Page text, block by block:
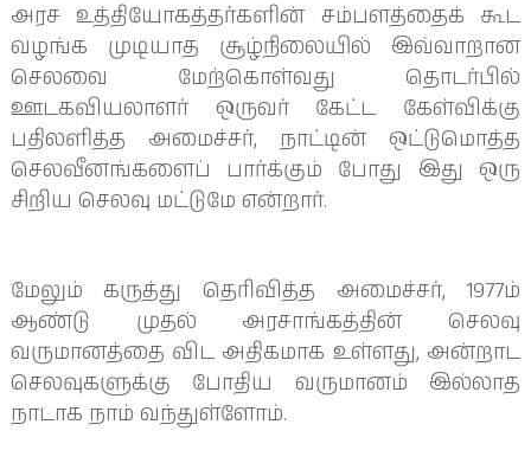
அரச உத்தியோகத்தர்களின் சம்பளத்தைக் கூட
வழங்க முடியாத சூழ்நிலையில் இவ்வாறான
செலவை மேற்கொள்வது தொடர்பில்
ஊடகவியலாளர் ஒருவர் கேட்ட கேள்விக்கு
பதிலளித்த அமைச்சர், நாட்டின் ஒட்டுமொத்த
செலவீனங்களைப் பார்க்கும் போது இது ஒரு
சிறிய செலவு மட்டுமே என்றார்.
மேலும் கருத்து தெரிவித்த அமைச்சர், 1977ம்
ஆண்டு முதல் அரசாங்கத்தின் செலவு
வருமானத்தை விட அதிகமாக உள்ளது, அன்றாட
செலவுகளுக்கு போதிய வருமானம் இல்லாத
நாடாக நாம் வந்துள்ளோம்.